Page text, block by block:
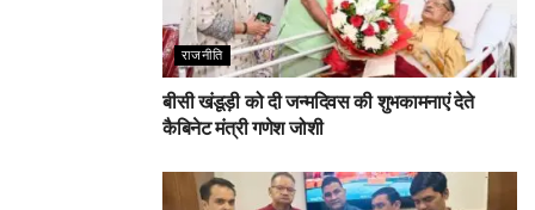
राजनीति
बीसी खंडूड़ी को दी जन्मदिवस की शुभकामनाएं देते
कैबिनेट मंत्री गणेश जोशी